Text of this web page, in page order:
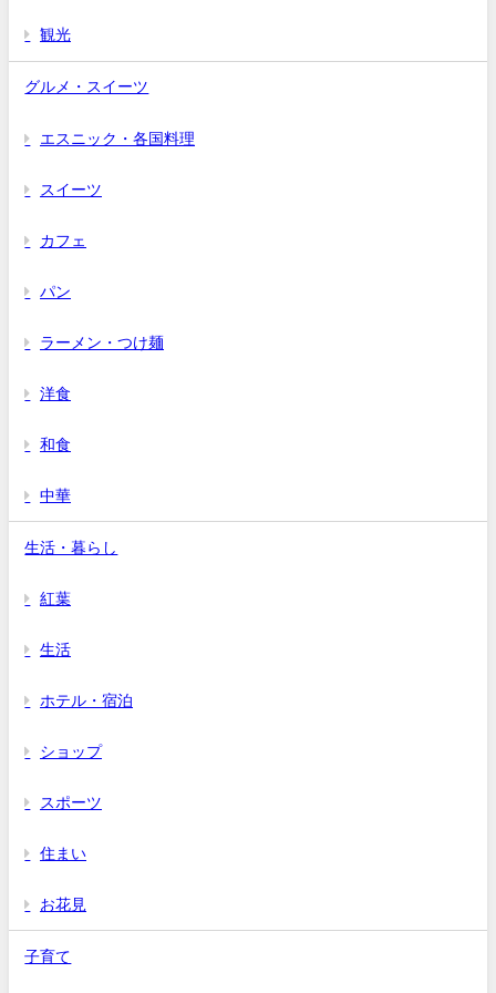
観光
グルメ・スイーツ
エスニック・各国料理
スイーツ
カフェ
パン
ラーメン・つけ麺
洋食
和食
中華
生活・暮らし
紅葉
生活
ホテル・宿泊
ショップ
スポーツ
住まい
お花見
子育て